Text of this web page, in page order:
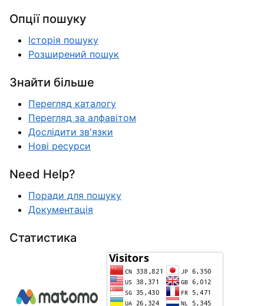
Опції пошуку
Історія пошуку
Розширений пошук
Знайти більше
Перегляд каталогу
Перегляд за алфавітом
Дослідити зв'язки
Нові ресурси
Need Help?
Поради для пошуку
Документація
Статистика